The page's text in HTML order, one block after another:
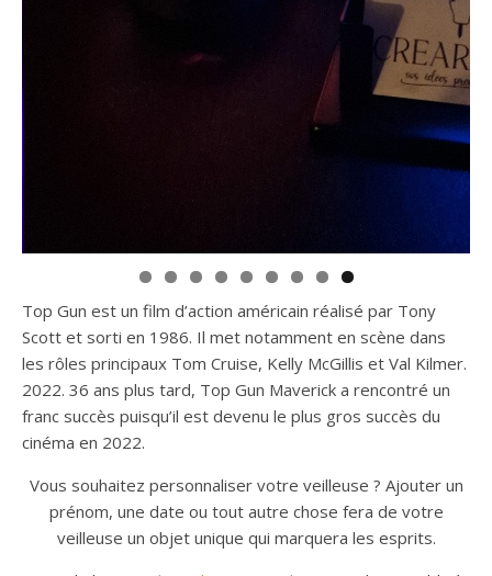
Top Gun est un film d’action américain réalisé par Tony
Scott et sorti en 1986. Il met notamment en scène dans
les rôles principaux Tom Cruise, Kelly McGillis et Val Kilmer.
2022. 36 ans plus tard, Top Gun Maverick a rencontré un
franc succès puisqu’il est devenu le plus gros succès du
cinéma en 2022.
Vous souhaitez personnaliser votre veilleuse ? Ajouter un
prénom, une date ou tout autre chose fera de votre
veilleuse un objet unique qui marquera les esprits.